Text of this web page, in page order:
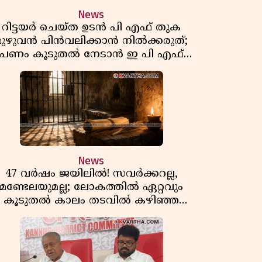
News
റിട്ടയർ ചെയ്ത ഉടൻ പി എഫ് തുക
പിൻവലിക്കാൻ നിൽക്കരുത്;
കൂടുതൽ നേടാൻ ഇ പി എഫ്
ഒയുടെ നിയമം അറിയാം
News
47 വർഷം ജയിലിൽ! സവർക്കറല്ല,
മണ്ടേലയുമല്ല; ലോകത്തിൽ ഏറ്റവും
കൂടുതൽ കാലം തടവിൽ കഴിഞ്ഞ
തടവുകാരൻ ഇദ്ദേഹം! ഒരു
സ്വാതന്ത്ര്യസമര സേനാനിയുടെ
വേറിട്ട കഥ